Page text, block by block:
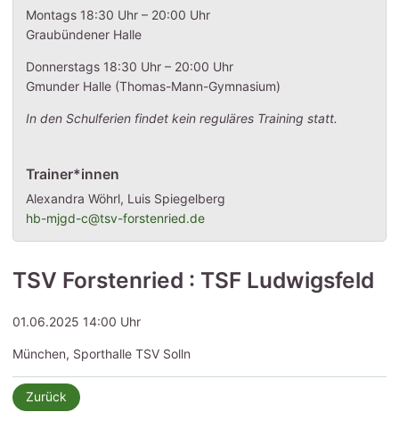
Montags 18:30 Uhr – 20:00 Uhr
Graubündener Halle
Donnerstags 18:30 Uhr – 20:00 Uhr
Gmunder Halle (Thomas-Mann-Gymnasium)
In den Schulferien findet kein reguläres Training statt.
Trainer*innen
Alexandra Wöhrl, Luis Spiegelberg
hb-mjgd-c@tsv-forstenried.de
TSV Forstenried : TSF Ludwigsfeld
01.06.2025 14:00 Uhr
München, Sporthalle TSV Solln
Zurück